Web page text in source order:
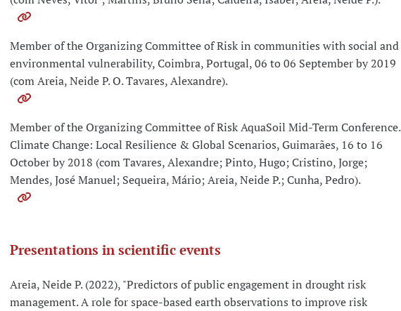
Member of the Organizing Committee of Risk in communities with social and
environmental vulnerability, Coimbra, Portugal, 06 to 06 September by 2019
(com Areia, Neide P. O. Tavares, Alexandre).
Member of the Organizing Committee of Risk AquaSoil Mid-Term Conference.
Climate Change: Local Resilience & Global Scenarios, Guimarães, 16 to 16
October by 2018 (com Tavares, Alexandre; Pinto, Hugo; Cristino, Jorge;
Mendes, José Manuel; Sequeira, Mário; Areia, Neide P.; Cunha, Pedro).
Presentations in scientific events
Areia, Neide P. (2022), "Predictors of public engagement in drought risk
management. A role for space-based earth observations to improve risk